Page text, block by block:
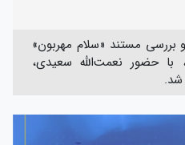
بررسی مستند «سلام مهربون»
با حضور نعمت‌الله سعیدی،
شد.